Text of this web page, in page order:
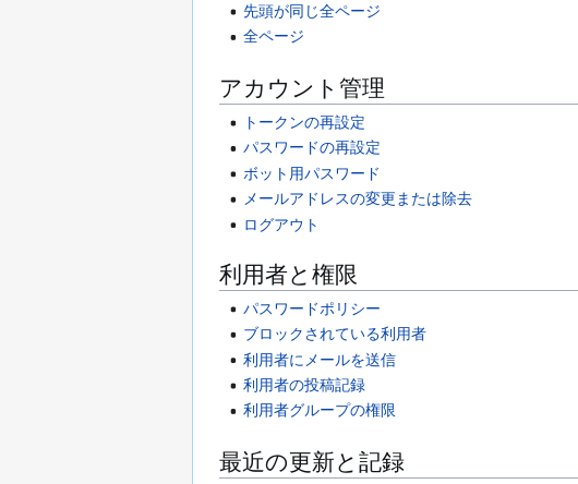
先頭が同じ全ページ
全ページ
アカウント管理
トークンの再設定
パスワードの再設定
ボット用パスワード
メールアドレスの変更または除去
ログアウト
利用者と権限
パスワードポリシー
ブロックされている利用者
利用者にメールを送信
利用者の投稿記録
利用者グループの権限
最近の更新と記録